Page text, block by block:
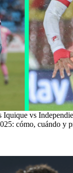
Iquique vs
cómo, cuándo y